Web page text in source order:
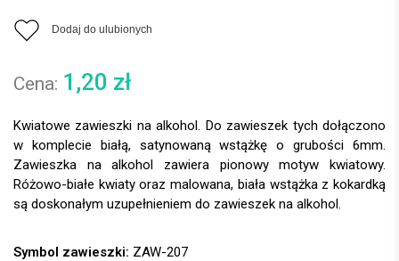
Dodaj do ulubionych
1,20 zł
Kwiatowe zawieszki na alkohol. Do zawieszek tych dołączono
w komplecie białą, satynowaną wstążkę o grubości 6mm.
Zawieszka na alkohol zawiera pionowy motyw kwiatowy.
Różowo-białe kwiaty oraz malowana, biała wstążka z kokardką
są doskonałym uzupełnieniem do zawieszek na alkohol.
Symbol zawieszki: ZAW-207